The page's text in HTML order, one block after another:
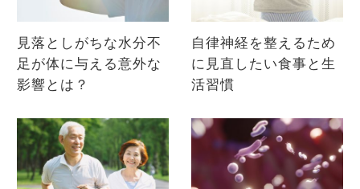
見落としがちな水分不
足が体に与える意外な
影響とは？
自律神経を整えるため
に見直したい食事と生
活習慣